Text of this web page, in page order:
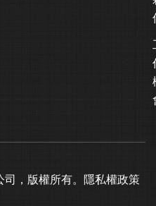
，版權所有。 隱私權政策